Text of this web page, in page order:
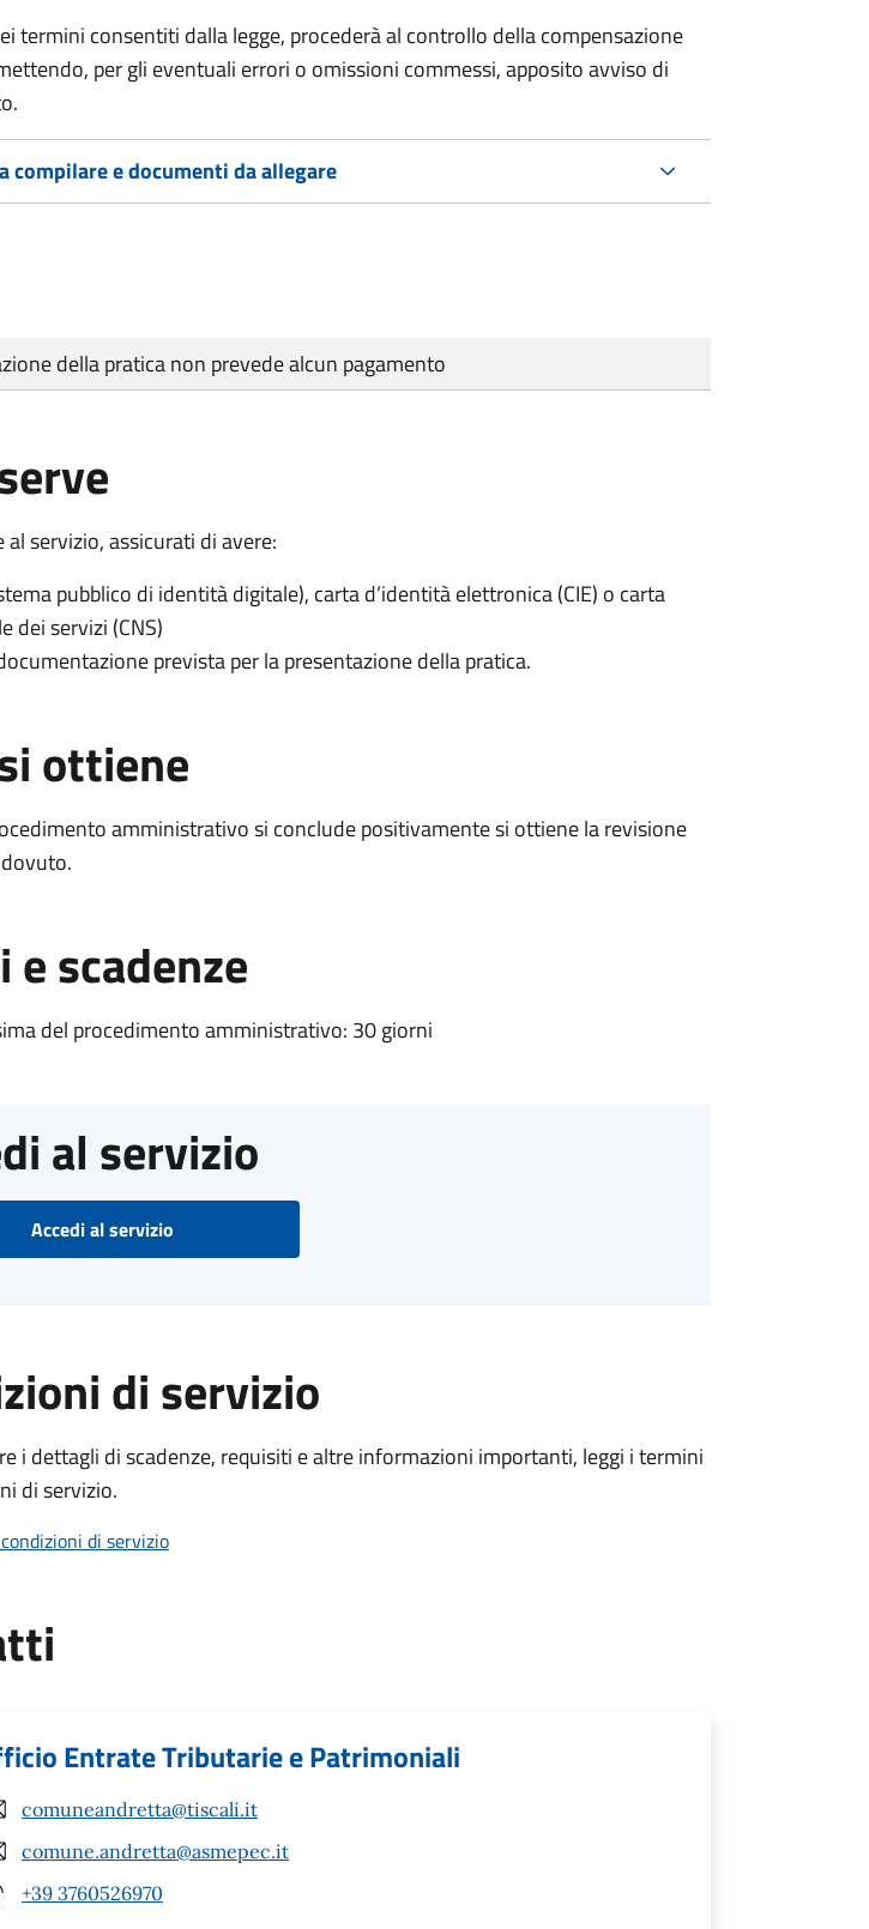
termini consentiti dalla legge, procederà al controllo della compensazione
per gli eventuali errori o omissioni commessi, apposito avviso di
compilare e documenti da allegare
della pratica non prevede alcun pagamento
al servizio, assicurati di avere:
pubblico di identità digitale), carta d’identità elettronica (CIE) o carta
dei servizi (CNS)
prevista per la presentazione della pratica.
ottiene
amministrativo si conclude positivamente si ottiene la revisione
e scadenze
del procedimento amministrativo: 30 giorni
al servizio
Accedi al servizio
di servizio
i dettagli di scadenze, requisiti e altre informazioni importanti, leggi i termini
di servizio.
di servizio
Entrate Tributarie e Patrimoniali
comuneandretta@tiscali.it
comune.andretta@asmepec.it
+39 3760526970